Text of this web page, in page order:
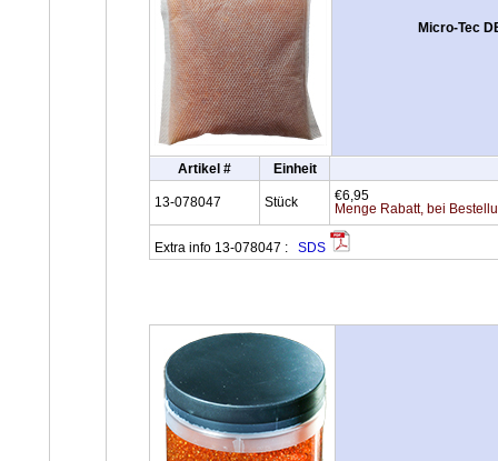
Micro-Tec
Artikel # Einheit
13-078047 Stück
€6,95
Menge Rabatt, bei
Extra info 13-078047 : SDS